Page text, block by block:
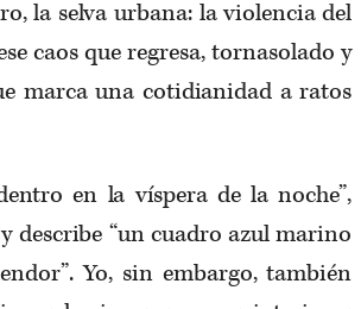
la selva urbana: la violencia del
caos que regresa, tornasolado y
marca una cotidianidad a ratos
en la víspera de la noche”,
describe “un cuadro azul marino
Yo, sin embargo, también